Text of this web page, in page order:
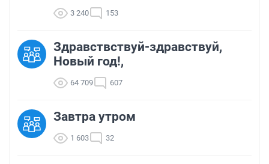
3 240 153
Здравствствуй-здравствуй,
Новый год!,
64 709 607
Завтра утром
1 603 32